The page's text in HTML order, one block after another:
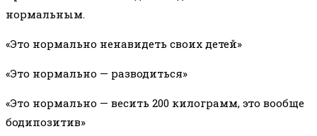
нормальным.
«Это нормально ненавидеть своих детей»
«Это нормально — разводиться»
«Это нормально — весить 200 килограмм, это вообще
бодипозитив»